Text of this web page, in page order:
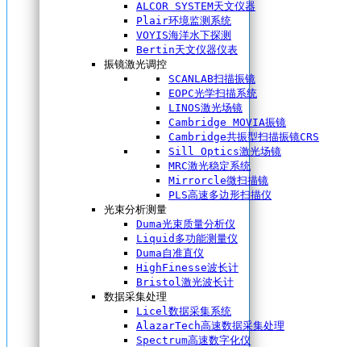
ALCOR SYSTEM天文仪器
Plair环境监测系统
VOYIS海洋水下探测
Bertin天文仪器仪表
振镜激光调控
SCANLAB扫描振镜
EOPC光学扫描系统
LINOS激光场镜
Cambridge MOVIA振镜
Cambridge共振型扫描振镜CRS
Sill Optics激光场镜
MRC激光稳定系统
Mirrorcle微扫描镜
PLS高速多边形扫描仪
光束分析测量
Duma光束质量分析仪
Liquid多功能测量仪
Duma自准直仪
HighFinesse波长计
Bristol激光波长计
数据采集处理
Licel数据采集系统
AlazarTech高速数据采集处理
Spectrum高速数字化仪